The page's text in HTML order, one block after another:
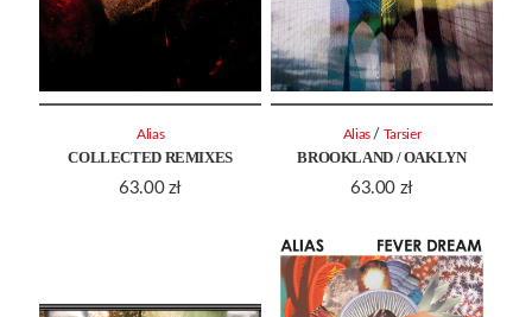
COLLECTED REMIXES
63.00 zł
Alias
BROOKLAND / OAKLYN
63.00 zł
Alias / Tarsier